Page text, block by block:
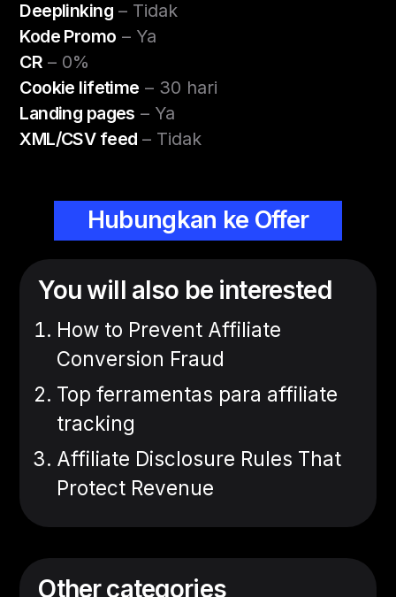
Deeplinking– Tidak
Kode Promo – Ya
CR – 0%
Cookie lifetime – 30 hari
Landing pages – Ya
XML/CSV feed – Tidak
Hubungkan ke Offer
You will also be interested
How to Prevent Affiliate
Conversion Fraud
Top ferramentas para affiliate
tracking
Affiliate Disclosure Rules That
Protect Revenue
Other categories